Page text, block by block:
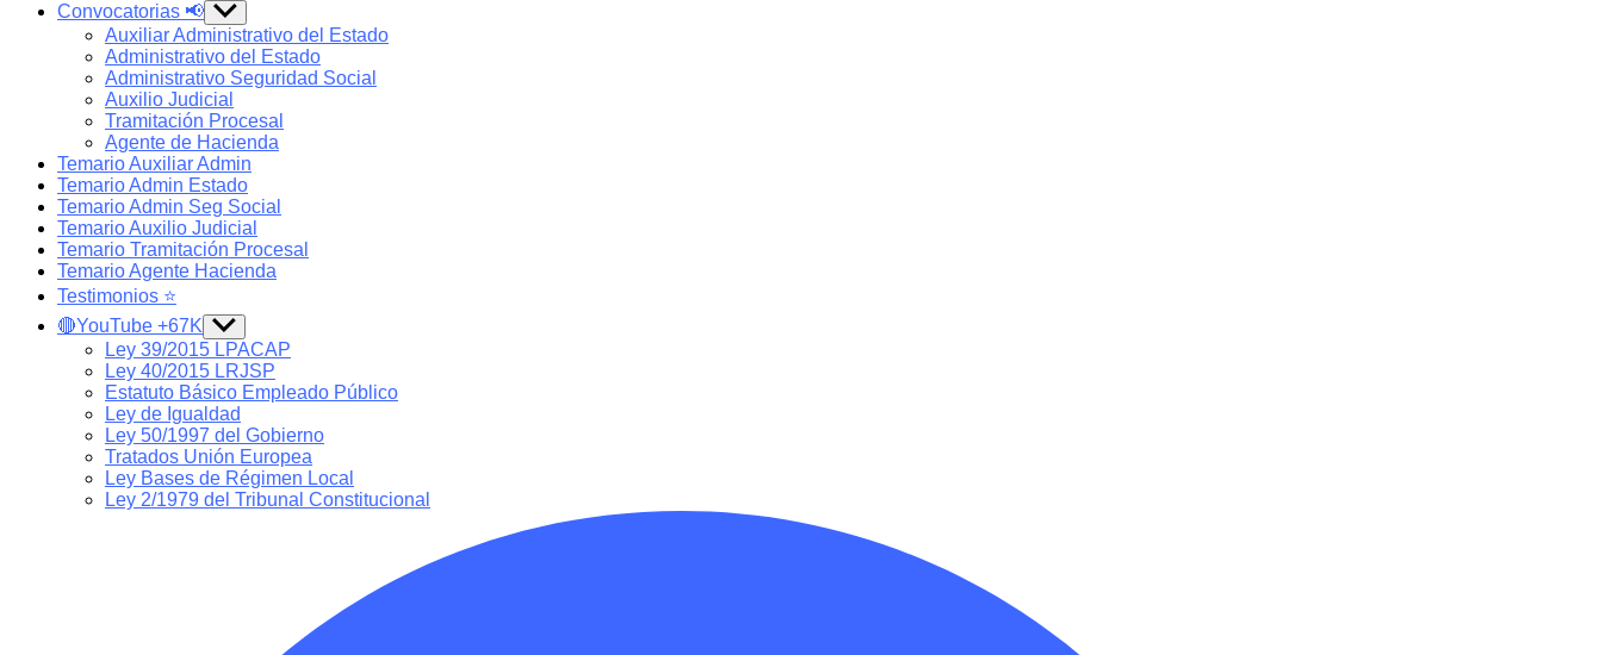
Convocatorias 📢 Show
sub
menu
Auxiliar Administrativo del Estado
Administrativo del Estado
Administrativo Seguridad Social
Auxilio Judicial
Tramitación Procesal
Agente de Hacienda
Temario Auxiliar Admin
Temario Admin Estado
Temario Admin Seg Social
Temario Auxilio Judicial
Temario Tramitación Procesal
Temario Agente Hacienda
Testimonios ⭐️
🔴YouTube +67K Show
sub
menu
Ley 39/2015 LPACAP
Ley 40/2015 LRJSP
Estatuto Básico Empleado Público
Ley de Igualdad
Ley 50/1997 del Gobierno
Tratados Unión Europea
Ley Bases de Régimen Local
Ley 2/1979 del Tribunal Constitucional